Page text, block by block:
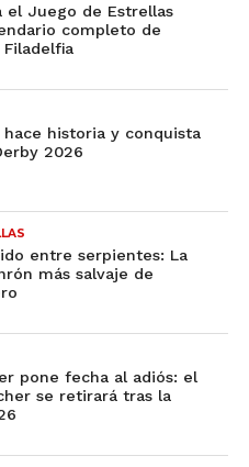
el Juego de Estrellas
completo de
hace historia y conquista
2026
entre serpientes: La
más salvaje de
pone fecha al adiós: el
se retirará tras la